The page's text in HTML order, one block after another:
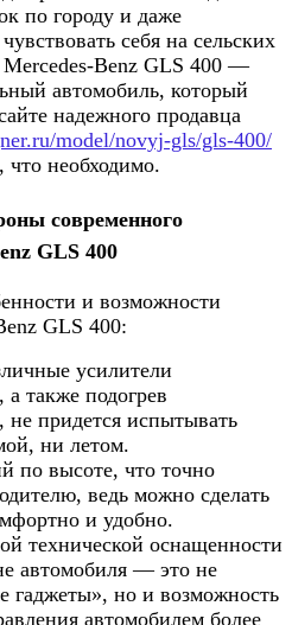
по городу и даже
себя на сельских
Benz GLS 400 —
автомобиль, который
надежного продавца
model/novyj-gls/gls-400/
что необходимо.
современного
GLS 400
и возможности
GLS 400:
усилители
а также подогрев
не придется испытывать
ни летом.
по высоте, что точно
ведь можно сделать
и удобно.
технической оснащенности
автомобиля — это не
гаджеты», но и возможность
автомобилем более